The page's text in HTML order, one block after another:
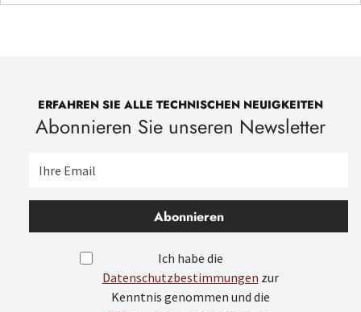
ERFAHREN SIE ALLE TECHNISCHEN NEUIGKEITEN
Abonnieren Sie unseren Newsletter
Abonnieren
Ich habe die
Datenschutzbestimmungen zur
Kenntnis genommen und die